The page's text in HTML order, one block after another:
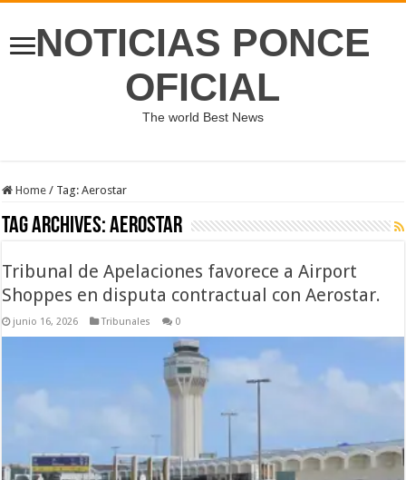
NOTICIAS PONCE
OFICIAL
The world Best News
Home / Tag:Aerostar
Tag Archives:Aerostar
Tribunal de Apelaciones favorece a Airport
Shoppes en disputa contractual con Aerostar.
junio 16, 2026 Tribunales 0